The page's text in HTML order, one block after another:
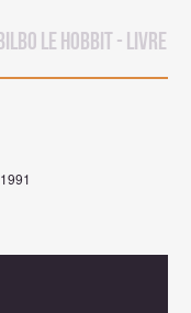
le Hobbit - Livre